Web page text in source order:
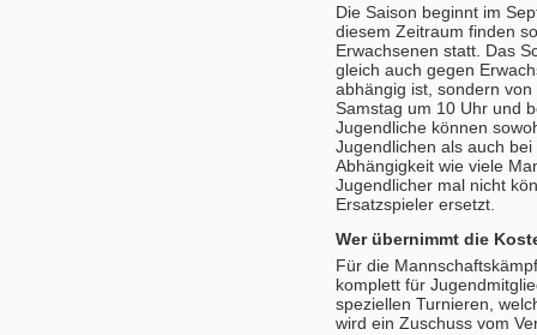
Die Saison beginnt im
diesem Zeitraum finden
Erwachsenen statt. Das
gleich auch gegen
abhängig ist, sondern
Samstag um 10 Uhr und
Jugendliche können
Jugendlichen als auch
Abhängigkeit wie viele
Jugendlicher mal nicht
Ersatzspieler ersetzt.
Wer übernimmt die
Für die
komplett für
speziellen Turnieren,
wird ein Zuschuss vom